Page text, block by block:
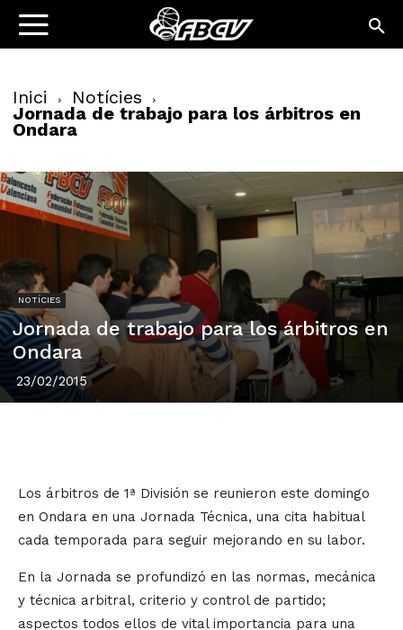
Inici Notícies
Jornada de trabajo para los árbitros en
Ondara
NOTÍCIES
Jornada de trabajo para los árbitros en
Ondara
23/02/2015
Los árbitros de 1ª División se reunieron este domingo
en Ondara en una Jornada Técnica, una cita habitual
cada temporada para seguir mejorando en su labor.
En la Jornada se profundizó en las normas, mecánica
y técnica arbitral, criterio y control de partido;
aspectos todos ellos de vital importancia para una